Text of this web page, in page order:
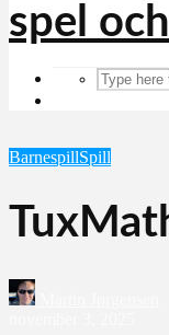
BarnespillSpill